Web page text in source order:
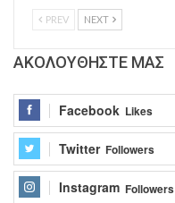
PREV NEXT
ΑΚΟΛΟΥΘΗΣΤΕ ΜΑΣ
Facebook Likes
Twitter Followers
Instagram Followers